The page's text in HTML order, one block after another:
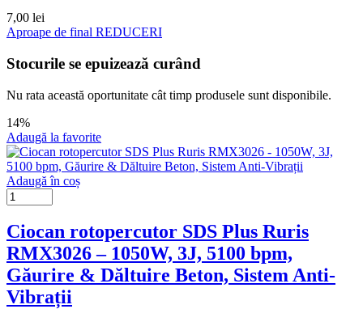
7,00 lei
Aproape de final REDUCERI
Stocurile se epuizează curând
Nu rata această oportunitate cât timp produsele sunt disponibile.
14%
Adaugă la favorite
Adaugă în coș
Ciocan rotopercutor SDS Plus Ruris
RMX3026 – 1050W, 3J, 5100 bpm,
Găurire & Dăltuire Beton, Sistem Anti-
Vibrații